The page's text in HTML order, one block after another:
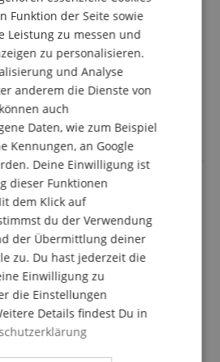
oder Ersatz für E-Drum
530
Dornen
52,00 €
inkl. MwSt.
Pad mit Meshhead -
gut)
für E-Drum Kits
SPANISH
Funktion der Seite sowie
Leistung zu messen und
zu personalisieren.
und Analyse
anderem die Dienste von
auch
Daten, wie zum Beispiel
Kennungen, an Google
Deine Einwilligung ist
dieser Funktionen
dem Klick auf
du der Verwendung
der Übermittlung deiner
zu. Du hast jederzeit die
Einwilligung zu
die Einstellungen
Details findest Du in